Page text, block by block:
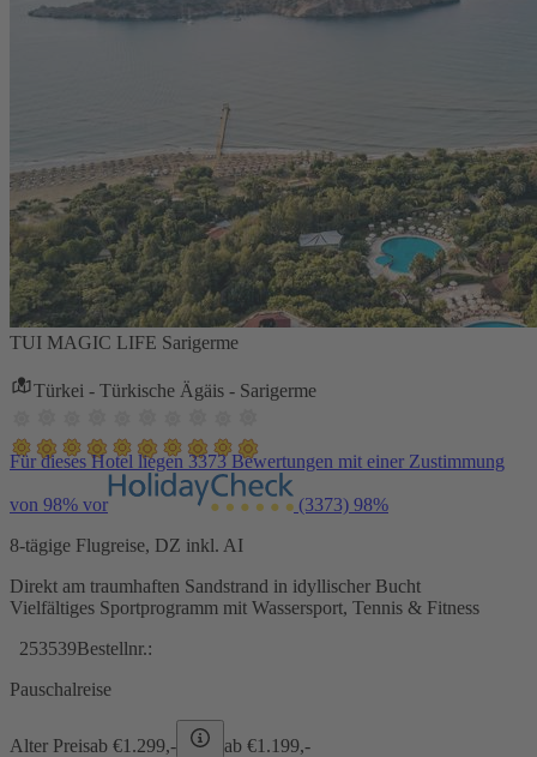
TUI MAGIC LIFE Sarigerme
Türkei - Türkische Ägäis - Sarigerme
Für dieses Hotel liegen 3373 Bewertungen mit einer Zustimmung
von 98% vor (3373) 98%
8-tägige Flugreise, DZ inkl. AI
Direkt am traumhaften Sandstrand in idyllischer Bucht
Vielfältiges Sportprogramm mit Wassersport, Tennis & Fitness
253539Bestellnr.:
Pauschalreise
Alter Preisab €1.299,- ab €1.199,-